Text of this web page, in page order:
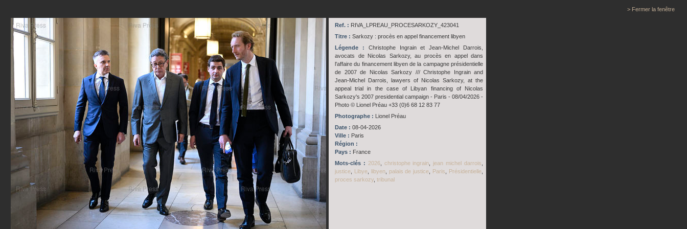
> Fermer la fenêtre
Ref. : RIVA_LPREAU_PROCESARKOZY_423041
Titre : Sarkozy : procès en appel financement libyen
Légende : Christophe Ingrain et Jean-Michel Darrois,
avocats de Nicolas Sarkozy, au procès en appel dans
l'affaire du financement libyen de la campagne présidentielle
de 2007 de Nicolas Sarkozy /// Christophe Ingrain and
Jean-Michel Darrois, lawyers of Nicolas Sarkozy, at the
appeal trial in the case of Libyan financing of Nicolas
Sarkozy's 2007 presidential campaign - Paris - 08/04/2026 -
Photo © Lionel Préau +33 (0)6 68 12 83 77
Photographe : Lionel Préau
Date : 08-04-2026
Ville : Paris
Région :
Pays : France
Mots-clés : 2026, christophe ingrain jean michel darrois
justice
Libye, libyen, palais de justice Paris Présidentielle
proces sarkozy tribunal